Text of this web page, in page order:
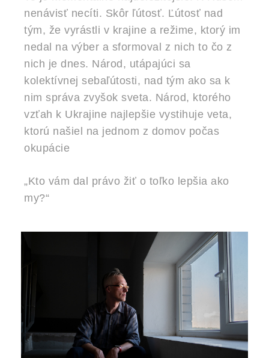
nenávisť necíti. Skôr ľútosť. Ľútosť nad
tým, že vyrástli v krajine a režime, ktorý im
nedal na výber a sformoval z nich to čo z
nich je dnes. Národ, utápajúci sa
kolektívnej sebaľútosti, nad tým ako sa k
nim správa zvyšok sveta. Národ, ktorého
vzťah k Ukrajine najlepšie vystihuje veta,
ktorú našiel na jednom z domov počas
okupácie
„Kto vám dal právo žiť o toľko lepšia ako
my?“